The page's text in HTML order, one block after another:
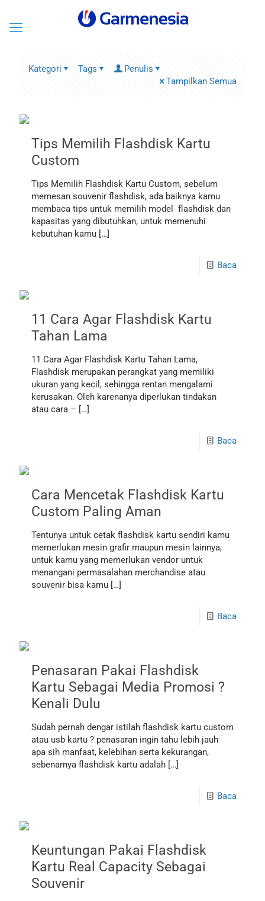
Kategori Tags
Penulis
Tampilkan Semua
Tips Memilih Flashdisk Kartu
Custom
Tips Memilih Flashdisk Kartu Custom, sebelum
memesan souvenir flashdisk, ada baiknya kamu
membaca tips untuk memilih model flashdisk dan
kapasitas yang dibutuhkan, untuk memenuhi
kebutuhan kamu […]
Baca
11 Cara Agar Flashdisk Kartu
Tahan Lama
11 Cara Agar Flashdisk Kartu Tahan Lama,
Flashdisk merupakan perangkat yang memiliki
ukuran yang kecil, sehingga rentan mengalami
kerusakan. Oleh karenanya diperlukan tindakan
atau cara – […]
Baca
Cara Mencetak Flashdisk Kartu
Custom Paling Aman
Tentunya untuk cetak flashdisk kartu sendiri kamu
memerlukan mesin grafir maupun mesin lainnya,
untuk kamu yang memerlukan vendor untuk
menangani permasalahan merchandise atau
souvenir bisa kamu […]
Baca
Penasaran Pakai Flashdisk
Kartu Sebagai Media Promosi ?
Kenali Dulu
Sudah pernah dengar istilah flashdisk kartu custom
atau usb kartu ? penasaran ingin tahu lebih jauh
apa sih manfaat, kelebihan serta kekurangan,
sebenarnya flashdisk kartu adalah […]
Baca
Keuntungan Pakai Flashdisk
Kartu Real Capacity Sebagai
Souvenir